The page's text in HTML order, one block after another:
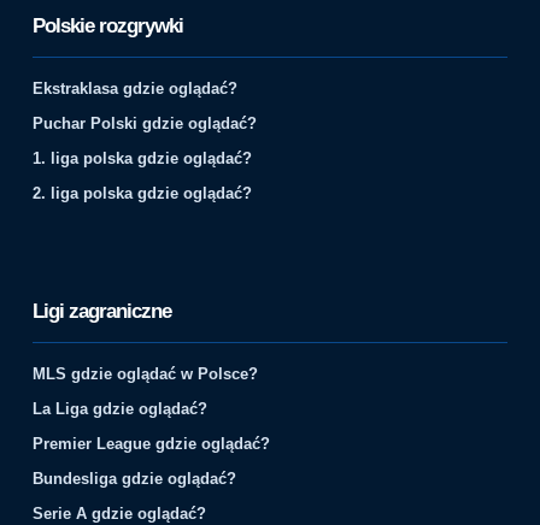
Polskie rozgrywki
Ekstraklasa gdzie oglądać?
Puchar Polski gdzie oglądać?
1. liga polska gdzie oglądać?
2. liga polska gdzie oglądać?
Ligi zagraniczne
MLS gdzie oglądać w Polsce?
La Liga gdzie oglądać?
Premier League gdzie oglądać?
Bundesliga gdzie oglądać?
Serie A gdzie oglądać?